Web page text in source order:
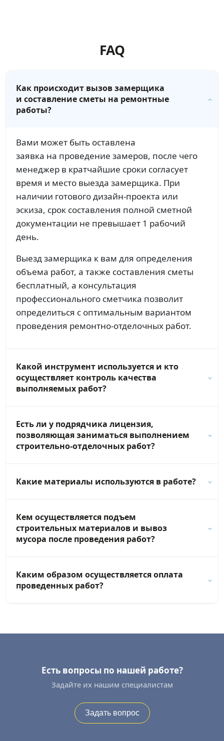
FAQ
Как происходит вызов замерщика
и составление сметы на ремонтные
работы?
Вами может быть оставлена
заявка на проведение замеров, после чего
менеджер в кратчайшие сроки согласует
время и место выезда замерщика. При
наличии готового дизайн-проекта или
эскиза, срок составления полной сметной
документации не превышает 1 рабочий
день.
Выезд замерщика к вам для определения
объема работ, а также составления сметы
бесплатный, а консультация
профессионального сметчика позволит
определиться с оптимальным вариантом
проведения ремонтно-отделочных работ.
Какой инструмент используется и кто
осуществляет контроль качества
выполняемых работ?
Есть ли у подрядчика лицензия,
позволяющая заниматься выполнением
строительно-отделочных работ?
Какие материалы используются в работе?
Кем осуществляется подъем
строительных материалов и вывоз
мусора после проведения работ?
Каким образом осуществляется оплата
проведенных работ?
Есть вопросы по нашей работе?
Задайте их нашим специалистам
Задать вопрос